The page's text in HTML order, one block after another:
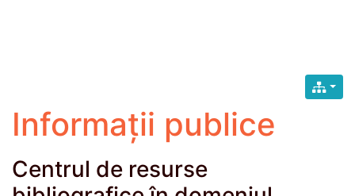
Informații publice
Centrul de resurse